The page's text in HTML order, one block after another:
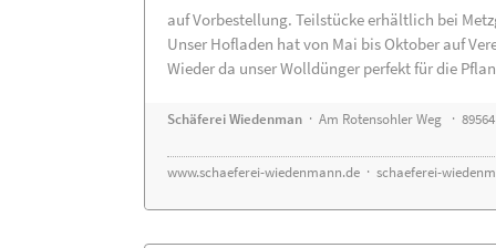
auf Vorbestellung. Teilstücke erhältlich bei
Unser Hofladen hat von Mai bis Oktober auf
Wieder da unser Wolldünger perfekt für die
Schäferei Wiedenman · Am Rotensohler Weg ·
www.schaeferei-wiedenmann.de · schaeferei-